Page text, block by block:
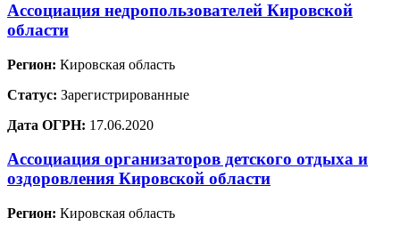
Ассоциация недропользователей Кировской
области
Регион: Кировская область
Статус: Зарегистрированные
Дата ОГРН: 17.06.2020
Ассоциация организаторов детского отдыха и
оздоровления Кировской области
Регион: Кировская область